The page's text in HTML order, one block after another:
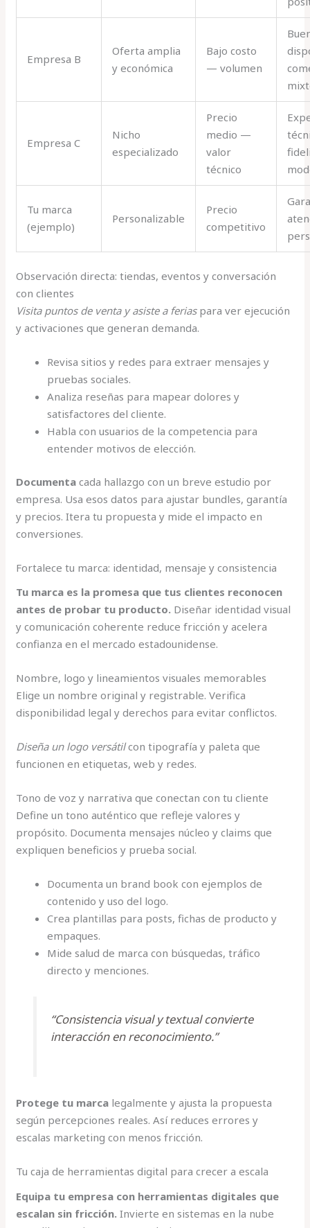
Empresa B
Oferta amplia
y económica
Bajo costo
— volumen
Empresa C
Nicho
especializado
Precio
medio —
valor
técnico
Tu marca
(ejemplo)
Personalizable
Precio
competitivo
Observación directa: tiendas, eventos y conversación
con clientes
Visita puntos de venta y asiste a feriaspara ver ejecución
y activaciones que generan demanda.
Revisa sitios y redes para extraer mensajes y
pruebas sociales.
Analiza reseñas para mapear dolores y
satisfactores del cliente.
Habla con usuarios de la competencia para
entender motivos de elección.
Documenta cada hallazgo con un breve estudio por
empresa. Usa esos datos para ajustar bundles, garantía
y precios. Itera tu propuesta y mide el impacto en
conversiones.
Fortalece tu marca: identidad, mensaje y consistencia
Tu marca es la promesa que tus clientes reconocen
antes de probar tu producto. Diseñar identidad visual
y comunicación coherente reduce fricción y acelera
confianza en el mercado estadounidense.
Nombre, logo y lineamientos visuales memorables
Elige un nombre original y registrable. Verifica
disponibilidad legal y derechos para evitar conflictos.
Diseña un logo versátilcon tipografía y paleta que
funcionen en etiquetas, web y redes.
Tono de voz y narrativa que conectan con tu cliente
Define un tono auténtico que refleje valores y
propósito. Documenta mensajes núcleo y claims que
expliquen beneficios y prueba social.
Documenta un brand book con ejemplos de
contenido y uso del logo.
Crea plantillas para posts, fichas de producto y
empaques.
Mide salud de marca con búsquedas, tráfico
directo y menciones.
“Consistencia visual y textual convierte
interacción en reconocimiento.”
Protege tu marca legalmente y ajusta la propuesta
según percepciones reales. Así reduces errores y
escalas marketing con menos fricción.
Tu caja de herramientas digital para crecer a escala
Equipa tu empresa con herramientas digitales que
escalan sin fricción. Invierte en sistemas en la nube